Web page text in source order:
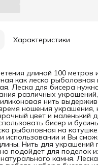
Характеристики
длиной 100 метров
как леска рыболовная
Леска для бисера
различных
нить
ношения украшения,
цвет и маленький
бисер и
рыболовная на
использовании и Вы
Нить для украшений
подойдет для поделок
камня.